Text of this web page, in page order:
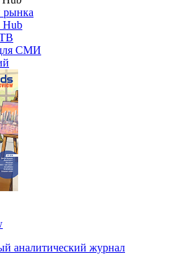
рынка
Hub
СМИ
аналитический журнал